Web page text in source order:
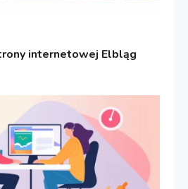
internetowej Elbląg